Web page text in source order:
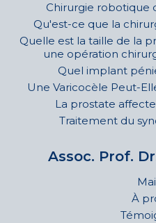
Chirurgie robotique
Qu'est-ce que la
Quelle est la taille de la
une opération
Quel implant
Une Varicocèle Peut-
La prostate
Traitement du
Assoc. Prof.
À